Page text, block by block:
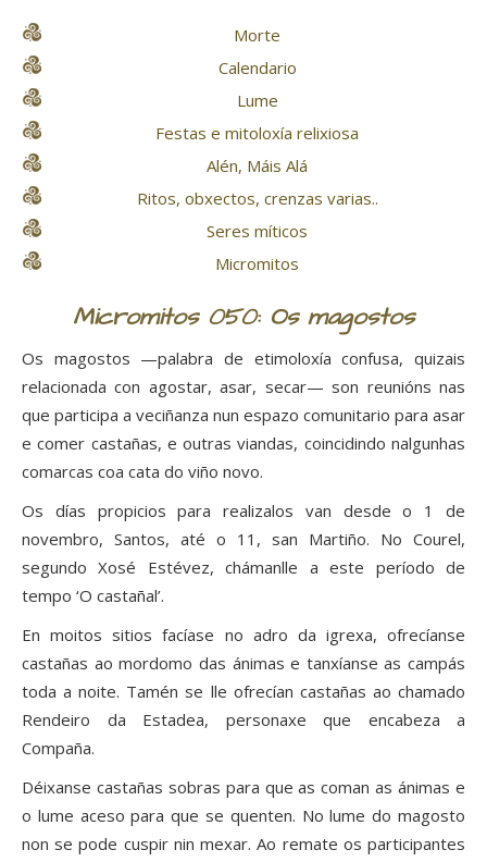
Morte
Calendario
Lume
Festas e mitoloxía relixiosa
Alén, Máis Alá
Ritos, obxectos, crenzas varias..
Seres míticos
Micromitos
Micromitos 050: Os magostos
Os magostos —palabra de etimoloxía confusa, quizais
relacionada con agostar, asar, secar— son reunións nas
que participa a veciñanza nun espazo comunitario para asar
e comer castañas, e outras viandas, coincidindo nalgunhas
comarcas coa cata do viño novo.
Os días propicios para realizalos van desde o 1 de
novembro, Santos, até o 11, san Martiño. No Courel,
segundo Xosé Estévez, chámanlle a este período de
tempo ‘O castañal’.
En moitos sitios facíase no adro da igrexa, ofrecíanse
castañas ao mordomo das ánimas e tanxíanse as campás
toda a noite. Tamén se lle ofrecían castañas ao chamado
Rendeiro da Estadea, personaxe que encabeza a
Compaña.
Déixanse castañas sobras para que as coman as ánimas e
o lume aceso para que se quenten. No lume do magosto
non se pode cuspir nin mexar. Ao remate os participantes